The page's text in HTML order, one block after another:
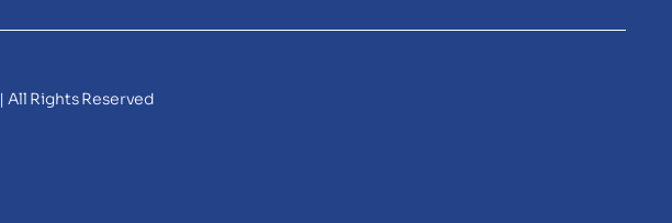
| All Rights Reserved